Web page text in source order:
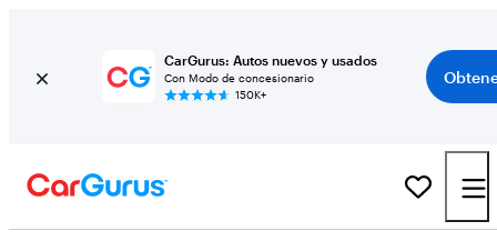
CarGurus: Autos nuevos y usados
Con Modo de concesionario
150K+